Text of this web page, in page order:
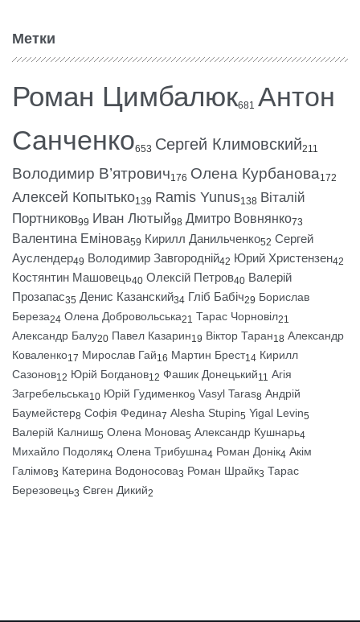
Метки
Роман Цимбалюк681 Антон
Санченко653 Сергей Климовский211
Володимир В’ятрович176 Олена Курбанова172
Алексей Копытько139 Ramis Yunus138 Віталій
Портников99 Иван Лютый98 Дмитро Вовнянко73
Валентина Емінова59 Кирилл Данильченко52 Сергей
Ауслендер49 Володимир Завгородній42 Юрий Христензен42
Костянтин Машовець40 Олексій Петров40 Валерій
Прозапас35 Денис Казанский34 Гліб Бабіч29 Борислав
Береза24 Олена Добровольська21 Тарас Чорновіл21
Александр Балу20 Павел Казарин19 Віктор Таран18 Александр
Коваленко17 Мирослав Гай16 Мартин Брест14 Кирилл
Сазонов12 Юрій Богданов12 Фашик Донецький11 Агія
Загребельська10 Юрій Гудименко9 Vasyl Taras8 Андрій
Баумейстер8 Софія Федина7 Alesha Stupin5 Yigal Levin5
Валерій Калниш5 Олена Монова5 Александр Кушнарь4
Михайло Подоляк4 Олена Трибушна4 Роман Донік4 Акім
Галімов3 Катерина Водоносова3 Роман Шрайк3 Тарас
Березовець3 Євген Дикий2